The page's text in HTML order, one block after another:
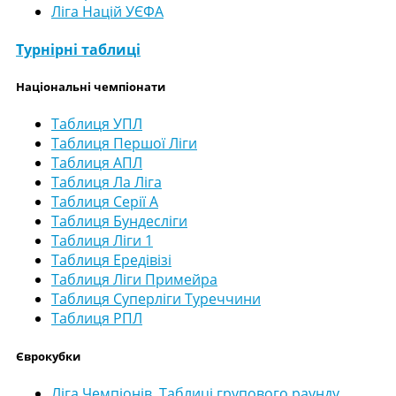
Ліга Націй УЄФА
Турнірні таблиці
Національні чемпіонати
Таблиця УПЛ
Таблиця Першої Ліги
Таблиця АПЛ
Таблиця Ла Ліга
Таблиця Серії А
Таблиця Бундесліги
Таблиця Ліги 1
Таблиця Ередівізі
Таблиця Ліги Примейра
Таблиця Суперліги Туреччини
Таблиця РПЛ
Єврокубки